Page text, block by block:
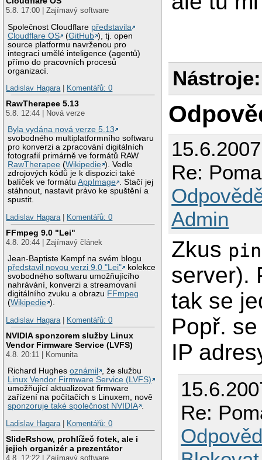
5.8. 17:00 | Zajímavý software
Společnost Cloudflare představila
Cloudflare OS
(GitHub ), tj. open
source platformu navrženou pro
integraci umělé inteligence (agentů)
přímo do pracovních procesů
organizací.
Ladislav Hagara| Komentářů: 0
RawTherapee 5.13
5.8. 12:44 | Nová verze
Byla vydána nová verze 5.13
svobodného multiplatformního softwaru
pro konverzi a zpracování digitálních
fotografií primárně ve formátů RAW
RawTherapee (Wikipedie ). Vedle
zdrojových kódů je k dispozici také
balíček ve formátuAppImage . Stačí jej
stáhnout, nastavit právo ke spuštění a
spustit.
Ladislav Hagara| Komentářů: 0
FFmpeg 9.0 "Lei"
4.8. 20:44 | Zajímavý článek
Jean-Baptiste Kempf na svém blogu
představil novou verzi 9.0 "Lei"
kolekce
svobodného softwaru umožňujícího
nahrávání, konverzi a streamovaní
digitálního zvuku a obrazu FFmpeg
(Wikipedie ).
Ladislav Hagara| Komentářů: 0
NVIDIA sponzorem služby Linux
Vendor Firmware Service (LVFS)
4.8. 20:11 | Komunita
Richard Hughesoznámil
, že službu
Linux Vendor Firmware Service (LVFS)
umožňující aktualizovat firmware
zařízení na počítačích s Linuxem, nově
sponzoruje také společnost NVIDIA .
Ladislav Hagara| Komentářů: 0
SlideRshow, prohlížeč fotek, ale i
jejich organizér a prezentátor
4.8. 12:22 | Zajímavý software
Nástroje:
Re:
Admin
Zkus
server).
tak se
Popř.
IP
Re: